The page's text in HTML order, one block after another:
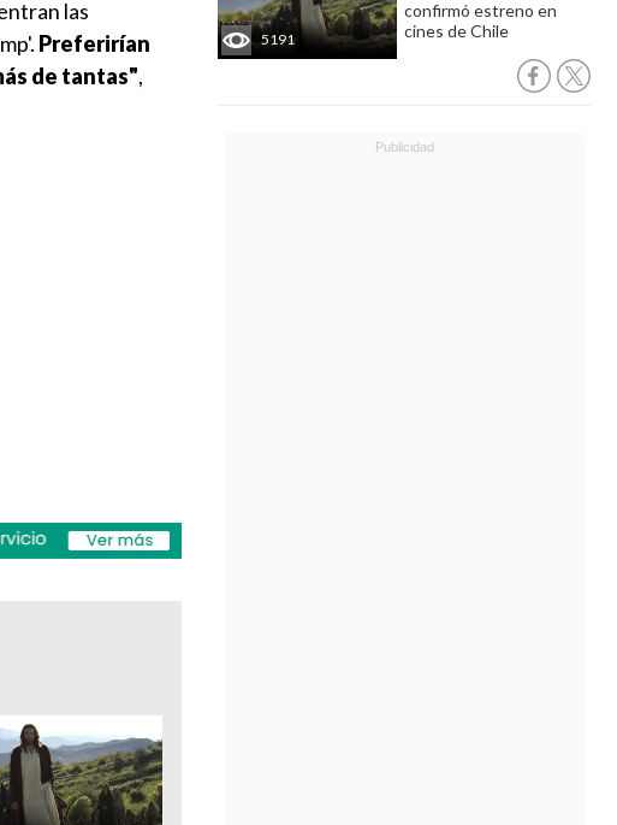
5191
confirmó estreno en
cines de Chile
las
Preferirían
de tantas",